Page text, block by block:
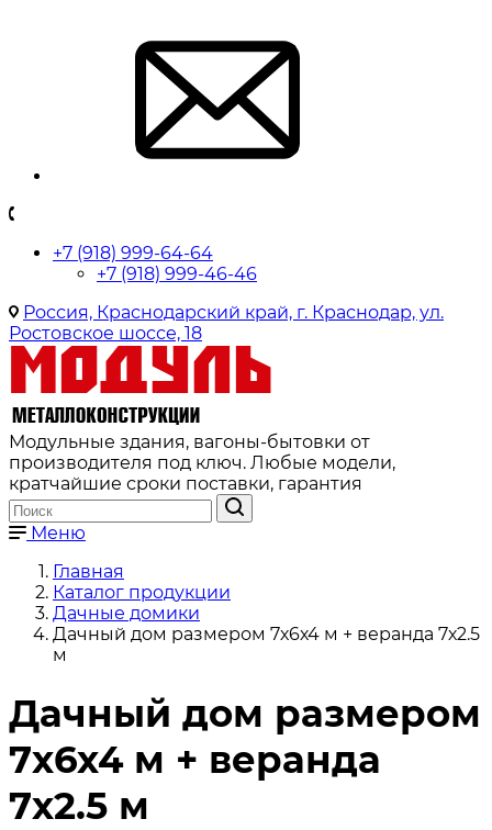
+7 (918) 999-64-64
+7 (918) 999-46-46
Россия, Краснодарский край, г. Краснодар, ул.
Ростовское шоссе, 18
Модульные здания, вагоны-бытовки от
производителя под ключ. Любые модели,
кратчайшие сроки поставки, гарантия
Меню
Главная
Каталог продукции
Дачные домики
Дачный дом размером 7х6х4 м + веранда 7х2.5
м
Дачный дом размером
7х6х4 м + веранда
7х2.5 м